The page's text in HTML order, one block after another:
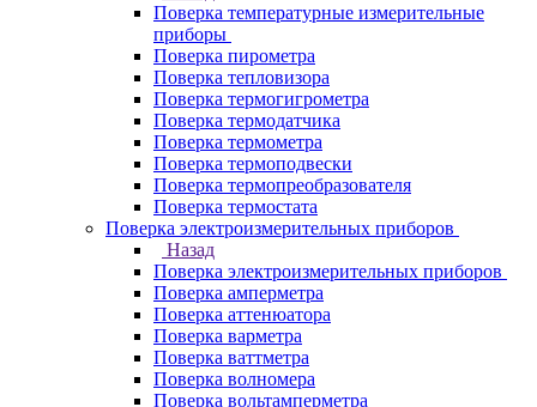
Поверка температурные измерительные
приборы
Поверка пирометра
Поверка тепловизора
Поверка термогигрометра
Поверка термодатчика
Поверка термометра
Поверка термоподвески
Поверка термопреобразователя
Поверка термостата
Поверка электроизмерительных приборов
Назад
Поверка электроизмерительных приборов
Поверка амперметра
Поверка аттенюатора
Поверка варметра
Поверка ваттметра
Поверка волномера
Поверка вольтамперметра